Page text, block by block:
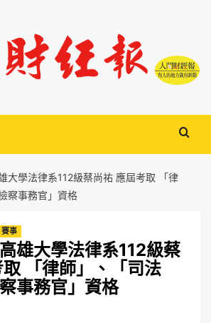
大學法律系112級蔡尚祐 應屆考取 「律
察事務官」資格
賽事
雄大學法律系112級蔡
「律師」、「司法
事務官」資格